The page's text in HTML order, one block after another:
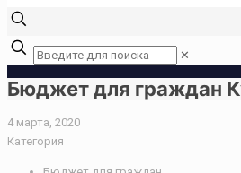
✕
Бюджет для граждан
4 марта, 2020
Категория